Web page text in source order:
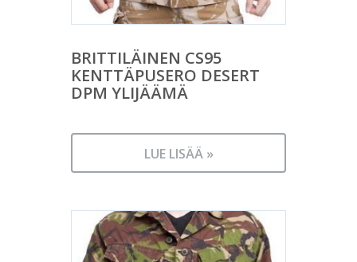
BRITTILÄINEN CS95
KENTTÄPUSERO DESERT
DPM YLIJÄÄMÄ
LUE LISÄÄ »